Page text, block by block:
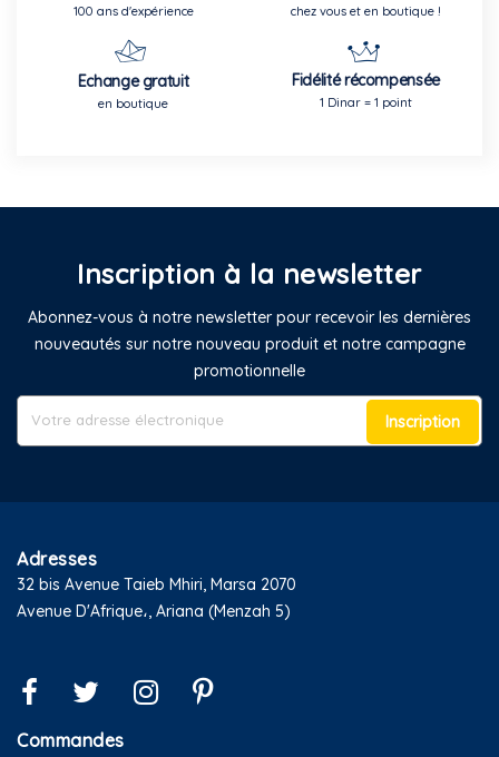
100 ans d'expérience chez vous et en boutique !
Echange gratuit
en boutique
Fidélité récompensée
1 Dinar = 1 point
Inscription à la newsletter
Abonnez-vous à notre newsletter pour recevoir les dernières
nouveautés sur notre nouveau produit et notre campagne
promotionnelle
Inscription
Adresses
32 bis Avenue Taieb Mhiri, Marsa 2070
Avenue D'Afrique،, Ariana (Menzah 5)
Commandes